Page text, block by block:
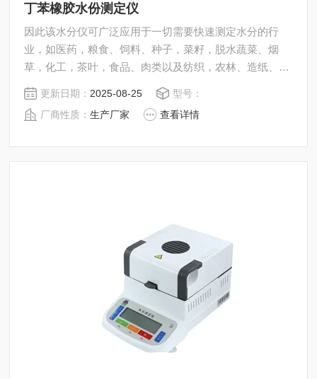
丁苯橡胶水份测定仪
因此该水分仪可广泛应用于一切需要快速测定水分的行
业，如医药，粮食、饲料、种子，菜籽，脱水蔬菜、烟
草，化工，茶叶，食品、肉类以及纺织，农林、造纸、橡
胶、塑胶、纺织等行业中的实验室与生产过程中。同时满
足固体、颗粒、粉末、胶状体及液体含水率的测定要求，
深圳市后王电子科技有限公司始终立志于为用户提供多用
更新日期： 2025-08-25
型号：
厂商性质：生产厂家 查看详情